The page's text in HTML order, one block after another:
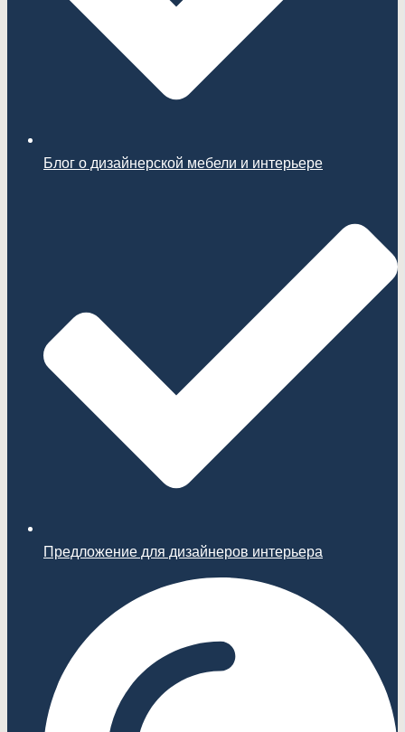
Блог о дизайнерской мебели и интерьере
Предложение для дизайнеров интерьера